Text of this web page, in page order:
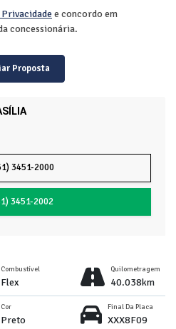
3451-2000
3451-2002
e concordo em
concessionária.
Proposta
Combustível
Flex
Quilometragem
40.038km
Cor
Preto
Final Da Placa
XXX8F09